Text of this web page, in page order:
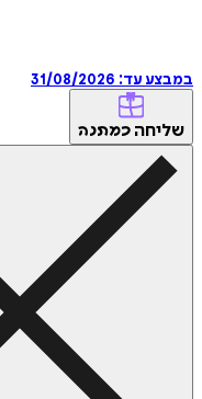
במבצע עד: 31/08/2026
שליחה כמתנה